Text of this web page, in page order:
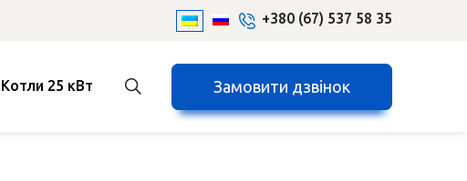
+380 (67) 537 58 35
Котли 25 кВт Замовити дзвінок